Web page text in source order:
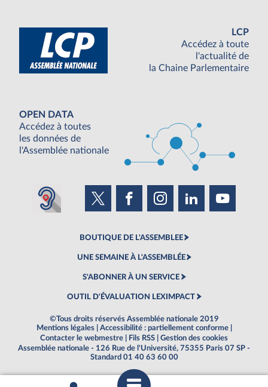
LCP
Accédez à toute
l'actualité de
la Chaine Parlementaire
OPEN DATA
Accédez à toutes
les données de
l'Assemblée nationale
BOUTIQUE DE L'ASSEMBLEE
UNE SEMAINE À L'ASSEMBLÉE
S'ABONNER À UN SERVICE
OUTIL D'ÉVALUATION LEXIMPACT
©Tous droits réservés Assemblée nationale 2019
Mentions légales
Accessibilité : partiellement conforme
Contacter le webmestre
Fils RSS
Gestion des cookies
Assemblée nationale - 126 Rue de l'Université, 75355 Paris 07 SP -
Standard 01 40 63 60 00